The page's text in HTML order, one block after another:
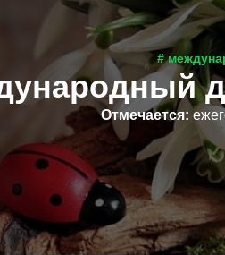
#
Отмечается: